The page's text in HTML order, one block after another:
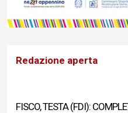
Redazione aperta
FISCO, TESTA (FDI):